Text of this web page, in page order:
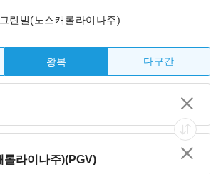
그린빌(노스캐롤라이나주)
왕복 다구간